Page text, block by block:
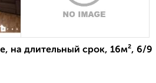
на длительный срок, 16м², 6/9